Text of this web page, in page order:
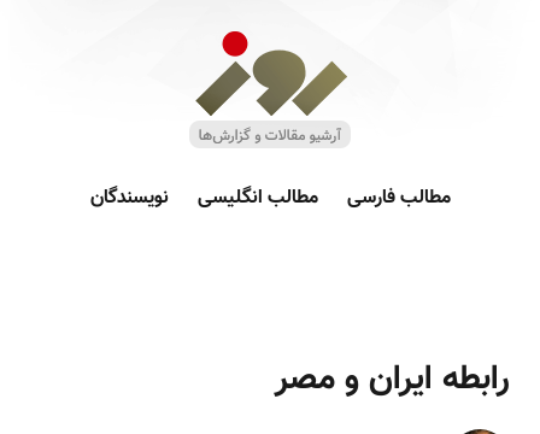
مطالب فارسی مطالب انگلیسی نویسندگان
رابطه ایران و مصر